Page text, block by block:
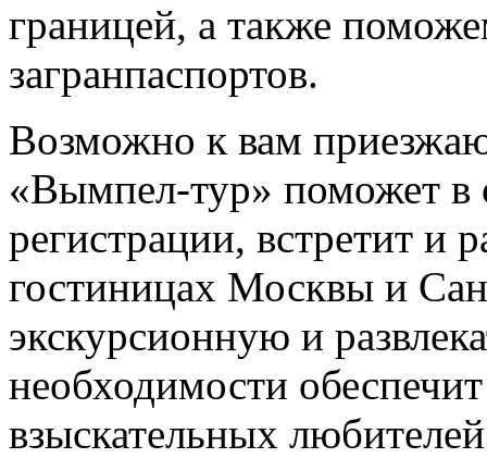
границей, а также
загранпаспортов.
Возможно к вам
«Вымпел-тур» поможет
регистрации, встретит и
гостиницах Москвы и
экскурсионную и
необходимости
взыскательных